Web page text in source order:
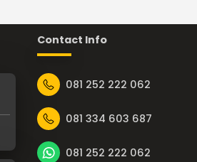
Contact Info
081 252 222 062
081 334 603 687
081 252 222 062